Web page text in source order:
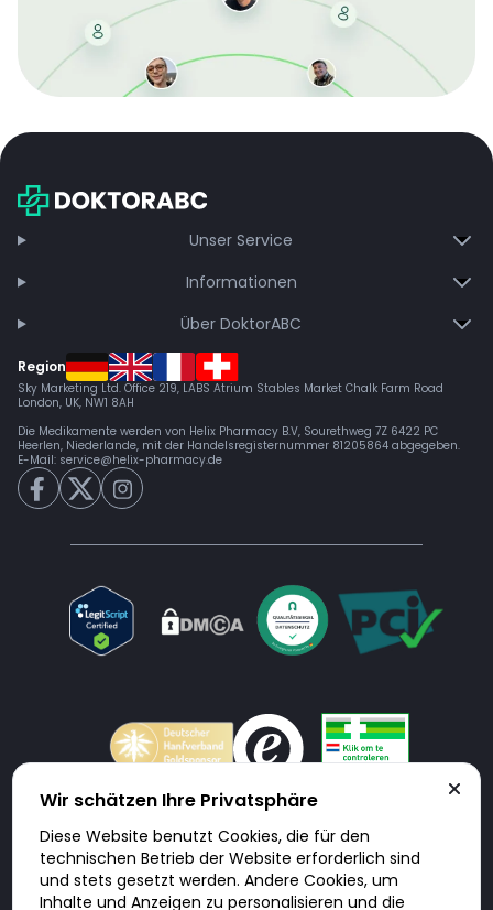
bei jeder Bestellung, erhalten schnelle Lieferung und
Unser Service
Informationen
Über DoktorABC
Region
Sky Marketing Ltd. Office 219, LABS Atrium Stables Market Chalk Farm Road
London, UK, NW1 8AH
Die Medikamente werden von Helix Pharmacy B.V, Sourethweg 7Z 6422 PC
Heerlen, Niederlande, mit der Handelsregisternummer 81205864 abgegeben.
E-Mail: service@helix-pharmacy.de
Doktorabc.com ist eine Vermittlungsplattform. Doktorabc ist ausdrücklich
keine Internetapotheke. Doktorabc bietet keine Medikamente oder
sonstige Produkte an oder liefert diese. Jegliche Informationen zu
Produkten, Medikamenten und Preisen auf der Internetseite beinhalten
kein Angebot von Doktorabc an Sie. Für die Einhaltung der in Ihrem Land
Wir schätzen Ihre Privatsphäre
Diese Website benutzt Cookies, die für den
technischen Betrieb der Website erforderlich sind
und stets gesetzt werden. Andere Cookies, um
Inhalte und Anzeigen zu personalisieren und die